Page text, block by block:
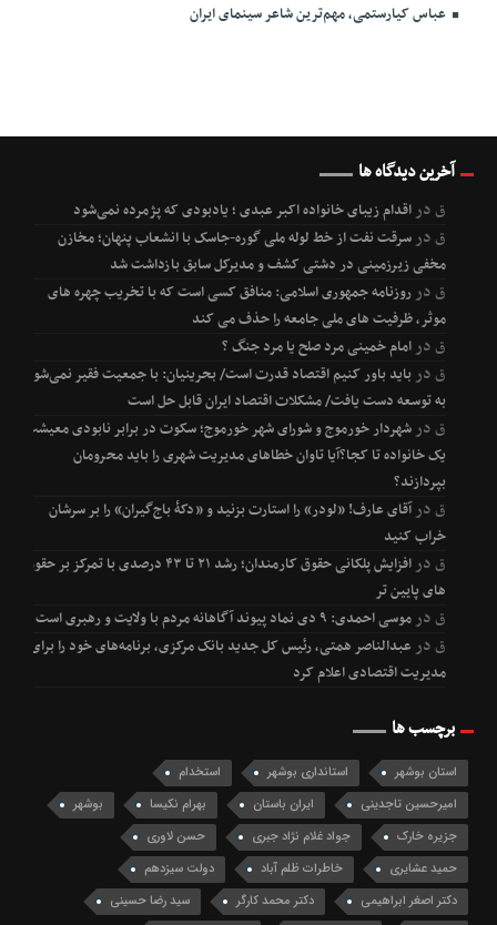
عباس کیارستمی، مهم‌ترین شاعر سینمای ایران
آخرین دیدگاه ها
قدراقدام زیبای خانواده اکبر عبدی ؛ یادبودی که پژمرده نمی‌شود
قدرسرقت نفت از خط لوله ملی گوره-جاسک با انشعاب پنهان؛ مخازن
مخفی زیرزمینی در دشتی کشف و مدیرکل سابق بازداشت شد
قدرروزنامه جمهوری اسلامی: منافق کسی است که با تخریب چهره های
موثر، ظرفیت های ملی جامعه را حذف می کند
قدرامام خمینی مرد صلح یا مرد جنگ ؟
قدرباید باور کنیم اقتصاد قدرت است/ بحرینیان: با جمعیت فقیر نمی‌شود
به توسعه دست یافت/ مشکلات اقتصاد ایران قابل حل است
قدرشهردار خورموج و شورای شهر خورموج؛ سکوت در برابر نابودی معیشت
یک خانواده تا کجا؟آیا تاوان خطاهای مدیریت شهری را باید محرومان
بپردازند؟
قدرآقای عارف! «لودر» را استارت بزنید و «دکۀ باج‌گیران» را بر سرشان
خراب کنید
قدر
افزایش پلکانی حقوق کارمندان؛ رشد ۲۱ تا ۴۳ درصدی با تمرکز بر حقوق
های پایین تر
قدرموسی احمدی: ۹ دی نماد پیوند آگاهانه مردم با ولایت و رهبری است
قدر عبدالناصر همتی، رئیس کل جدید بانک مرکزی، برنامه‌های خود را برای
مدیریت اقتصادی اعلام کرد
برچسب ها
استان بوشهر استانداری بوشهر
استخدام
امیرحسین تاجدینی
ایران باستان بهرام نکیسا
بوشهر
جزیره خارک
جواد غلام نژاد جبری
حسن لاوری
حمید عشایری
خاطرات ظلم آباد
دولت سیزدهم
دکتر اصغر ابراهیمی
دکتر محمد کارگر
سید رضا حسینی